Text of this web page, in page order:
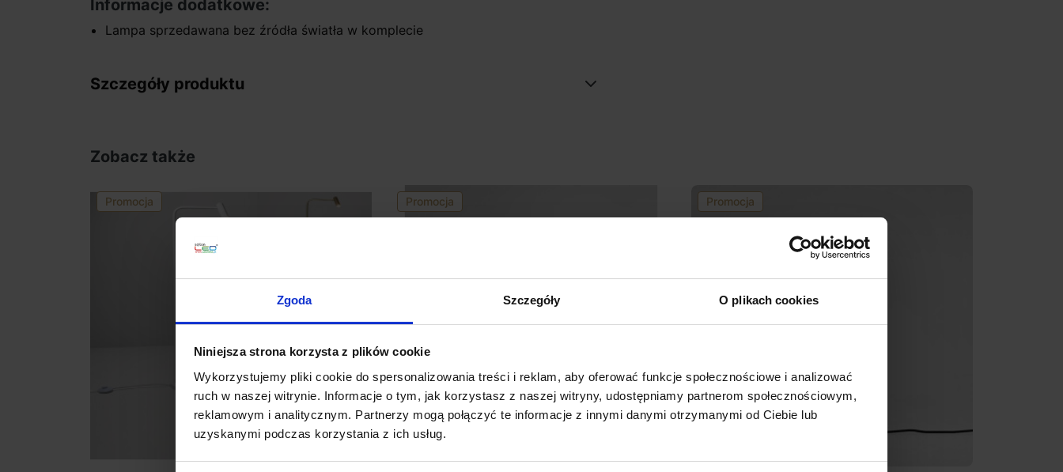
Zgoda Szczegóły O plikach cookies
Niniejsza strona korzysta z plików cookie
Wykorzystujemy pliki cookie do spersonalizowania treści i reklam, aby oferować funkcje społecznościowe i analizować
ruch w naszej witrynie. Informacje o tym, jak korzystasz z naszej witryny, udostępniamy partnerom społecznościowym,
reklamowym i analitycznym. Partnerzy mogą połączyć te informacje z innymi danymi otrzymanymi od Ciebie lub
uzyskanymi podczas korzystania z ich usług.
Informacje dodatkowe:
Lampa sprzedawana bez źródła światła w komplecie
Szczegóły produktu
Zobacz także
Promocja Promocja Promocja